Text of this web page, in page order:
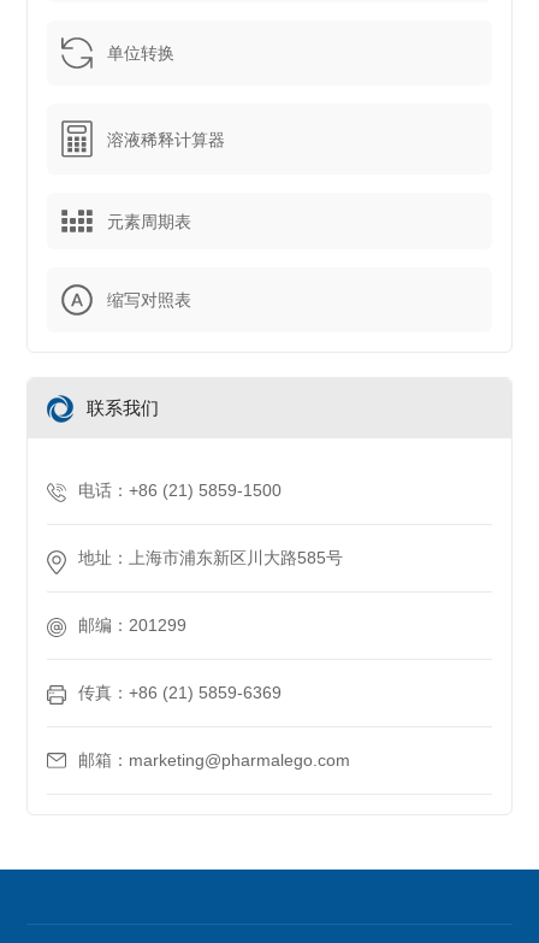
单位转换
溶液稀释计算器
元素周期表
缩写对照表
联系我们
电话：+86 (21) 5859-1500
地址：上海市浦东新区川大路585号
邮编：201299
传真：+86 (21) 5859-6369
邮箱：marketing@pharmalego.com